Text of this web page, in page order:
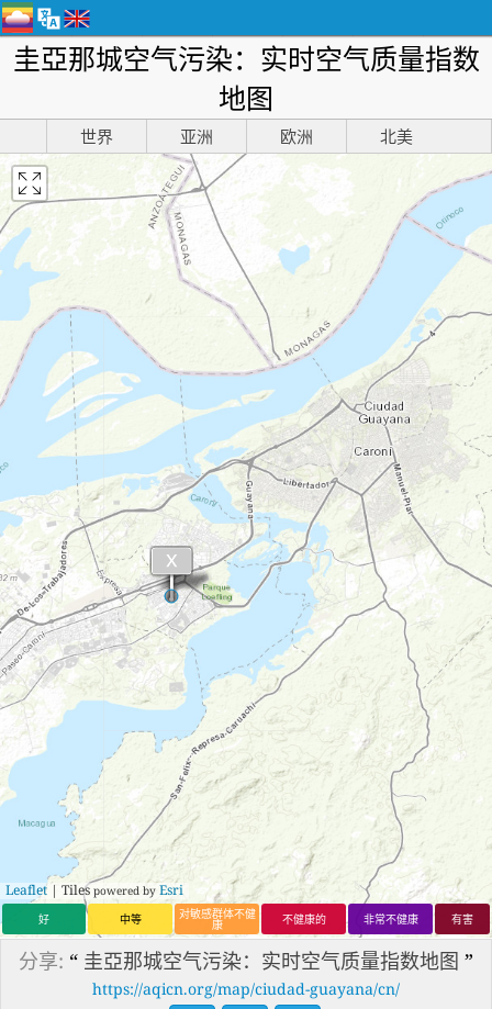
圭亞那城空气污染：实时空气质量指数
地图
世界 亚洲 欧洲 北美
Leaflet | Tilespowered by Esri
好 中等 对敏感群体不健
康 不健康的 非常不健康 有害
分享: “ 圭亞那城空气污染：实时空气质量指数地图 ”
https://aqicn.org/map/ciudad-guayana/cn/